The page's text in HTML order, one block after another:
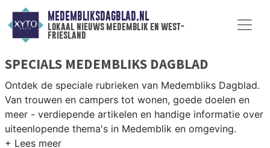
MEDEMBLIKSDAGBLAD.NL
lokaal nieuws medemblik en west-
friesland
SPECIALS MEDEMBLIKS DAGBLAD
Ontdek de speciale rubrieken van Medembliks Dagblad.
Van trouwen en campers tot wonen, goede doelen en
meer - verdiepende artikelen en handige informatie over
uiteenlopende thema's in Medemblik en omgeving.